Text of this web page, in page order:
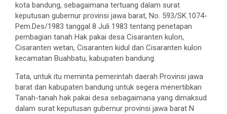
kota bandung, sebagaimana tertuang dalam surat
keputusan gubernur provinsi jawa barat, No. 593/SK.1074-
Pem.Des/1983 tanggal 8 Juli 1983 tentang penetapan
pembagian tanah Hak pakai desa Cisaranten kulon,
Cisaranten wetan, Cisaranten kidul dan Cisaranten kulon
kecamatan Buahbatu, kabupaten bandung.
Tata, untuk itu meminta pemerintah daerah Provinsi jawa
barat dan kabupaten bandung untuk segera menertibkan
Tanah-tanah hak pakai desa sebagaimana yang dimaksud
dalam surat keputusan gubernur provinsi jawa barat N